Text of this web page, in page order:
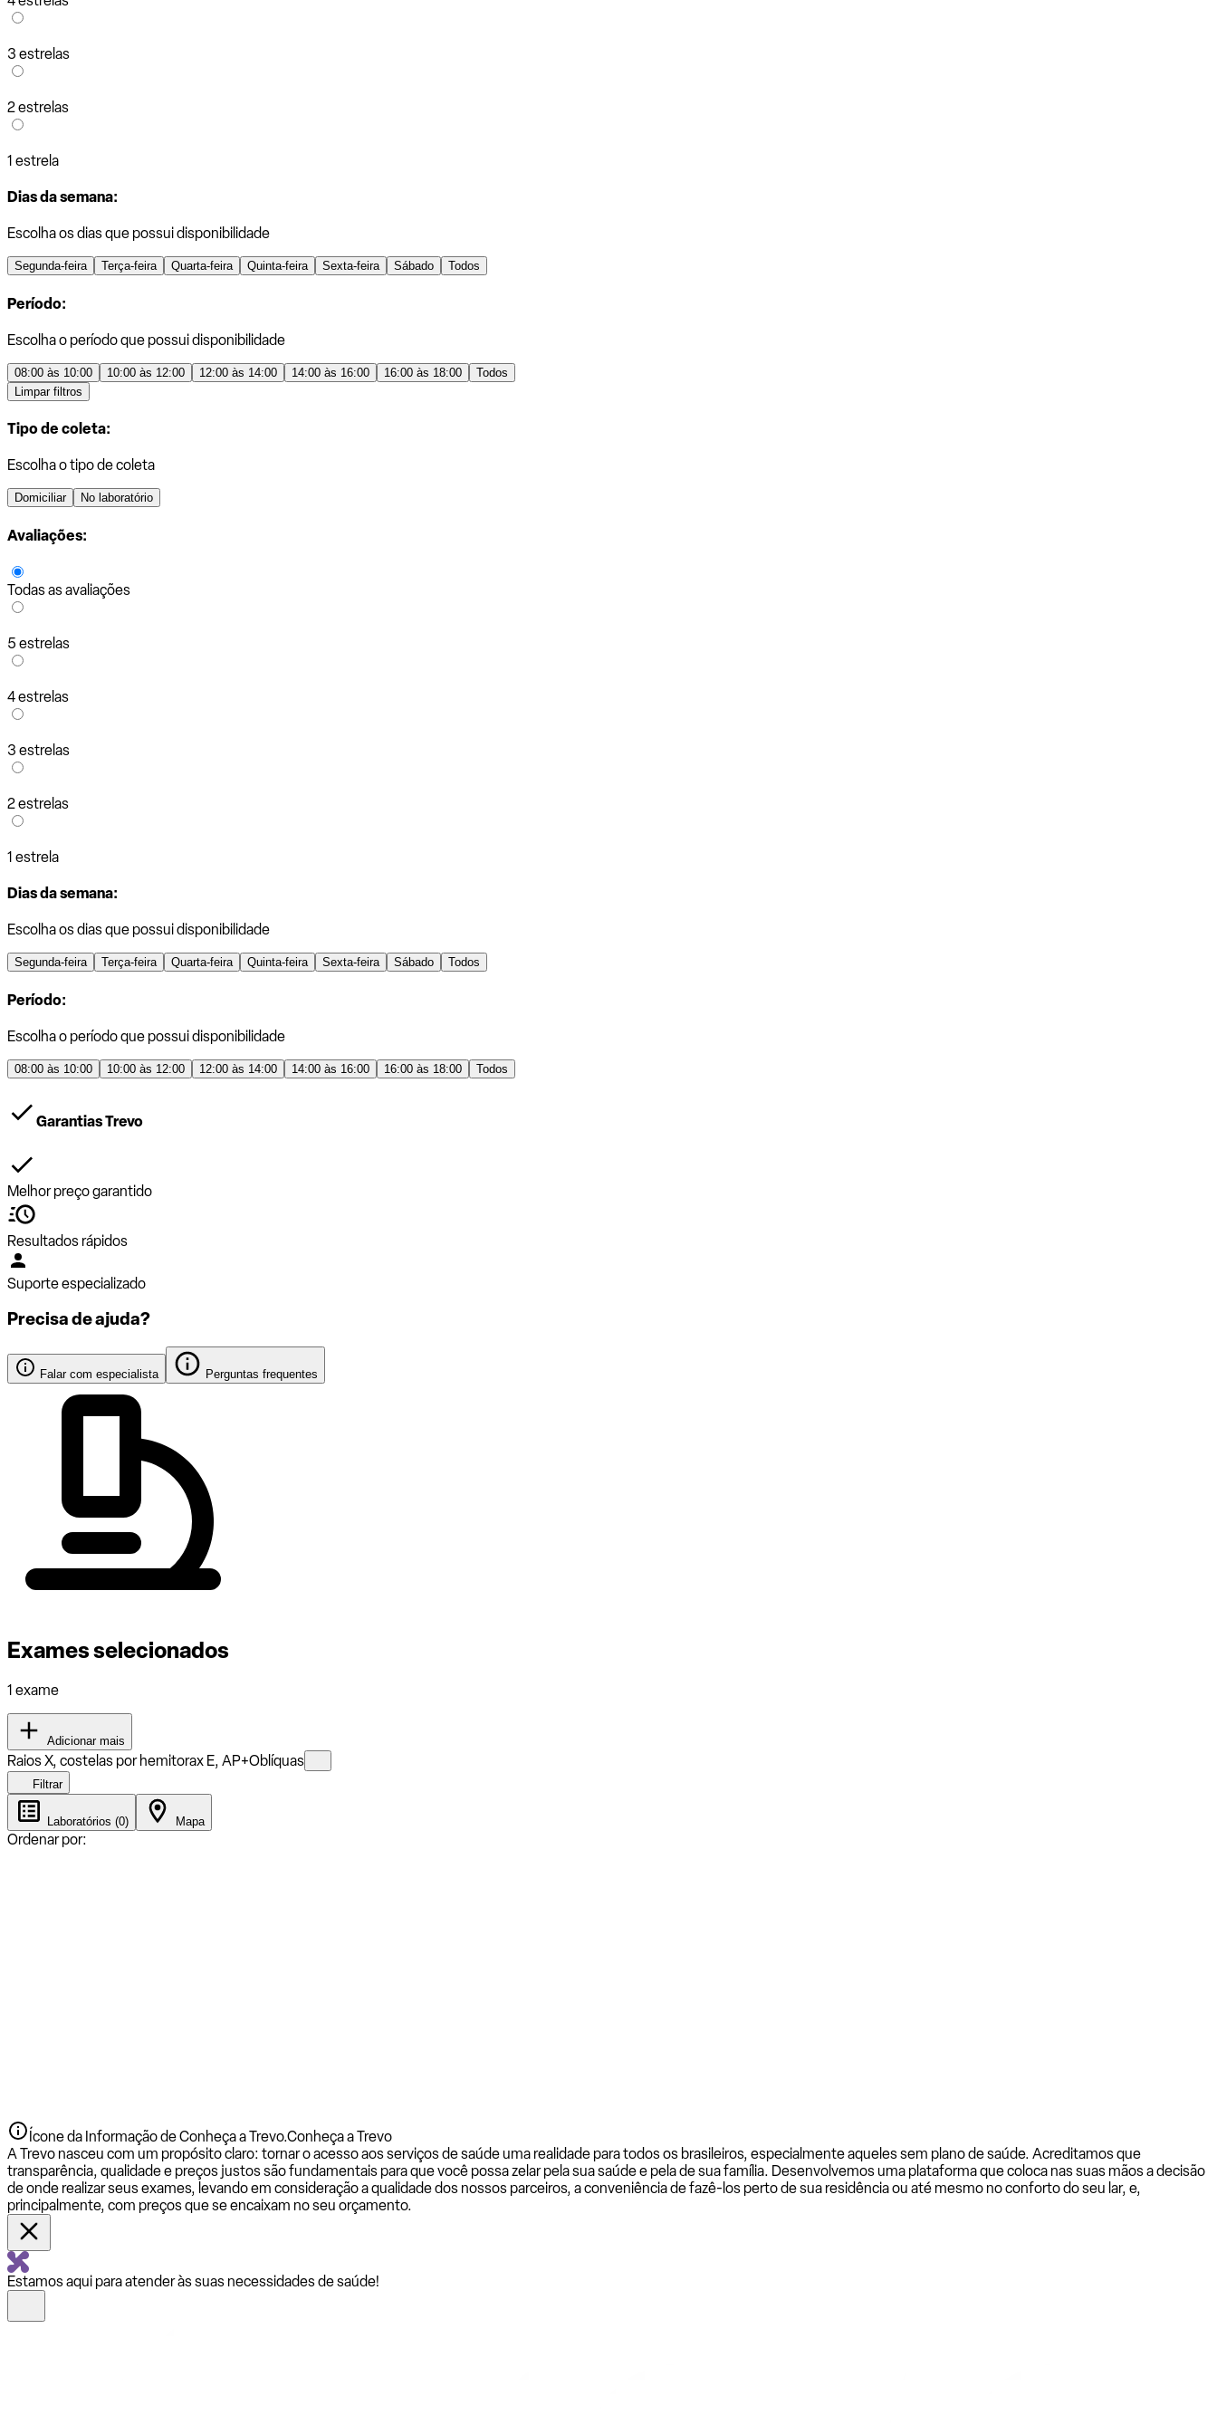
3 estrelas
2 estrelas
1 estrela
Dias da semana:
Escolha os dias que possui disponibilidade
Segunda-feira Terça-feira Quarta-feira Quinta-feira Sexta-feira Sábado Todos
Período:
Escolha o período que possui disponibilidade
08:00 às 10:00 10:00 às 12:00 12:00 às 14:00 14:00 às 16:00 16:00 às 18:00
Todos
Limpar filtros
Tipo de coleta:
Escolha o tipo de coleta
Domiciliar No laboratório
Avaliações:
Todas as avaliações
5 estrelas
4 estrelas
3 estrelas
2 estrelas
1 estrela
Dias da semana:
Escolha os dias que possui disponibilidade
Segunda-feira Terça-feira Quarta-feira Quinta-feira Sexta-feira Sábado Todos
Período:
Escolha o período que possui disponibilidade
08:00 às 10:00 10:00 às 12:00 12:00 às 14:00 14:00 às 16:00 16:00 às 18:00 Todos
Garantias Trevo
Melhor preço garantido
Resultados rápidos
Suporte especializado
Precisa de ajuda?
Falar com especialista Perguntas frequentes
Exames selecionados
1 exame
Adicionar mais
Raios X, costelas por hemitorax E, AP+Oblíquas
Filtrar
Laboratórios (0) Mapa
Ordenar por:
Ícone da Informação de Conheça a Trevo.Conheça a Trevo
A Trevo nasceu com um propósito claro: tornar o acesso aos serviços de saúde uma realidade para todos os brasileiros, especialmente aqueles sem plano de saúde. Acreditamos que
transparência, qualidade e preços justos são fundamentais para que você possa zelar pela sua saúde e pela de sua família. Desenvolvemos uma plataforma que coloca nas suas mãos a decisão
de onde realizar seus exames, levando em consideração a qualidade dos nossos parceiros, a conveniência de fazê-los perto de sua residência ou até mesmo no conforto do seu lar, e,
principalmente, com preços que se encaixam no seu orçamento.
Estamos aqui para atender às suas necessidades de saúde!